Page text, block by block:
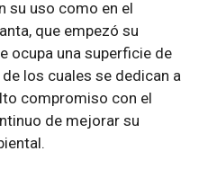
su uso como en el
que empezó su
ocupa una superficie de
los cuales se dedican a
compromiso con el
de mejorar su